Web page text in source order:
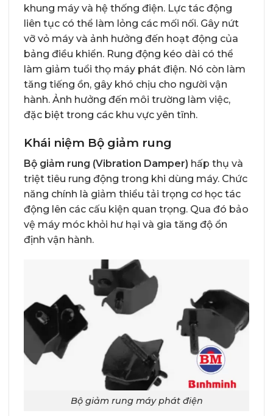
khung máy và hệ thống điện. Lực tác động
liên tục có thể làm lỏng các mối nối. Gây nứt
vỡ vỏ máy và ảnh hưởng đến hoạt động của
bảng điều khiển. Rung động kéo dài có thể
làm giảm tuổi thọ máy phát điện. Nó còn làm
tăng tiếng ồn, gây khó chịu cho người vận
hành. Ảnh hưởng đến môi trường làm việc,
đặc biệt trong các khu vực yên tĩnh.
Khái niệm Bộ giảm rung
Bộ giảm rung (Vibration Damper) hấp thụ và
triệt tiêu rung động trong khi dùng máy. Chức
năng chính là giảm thiểu tải trọng cơ học tác
động lên các cấu kiện quan trọng. Qua đó bảo
vệ máy móc khỏi hư hại và gia tăng độ ổn
định vận hành.
Bộ giảm rung máy phát điện